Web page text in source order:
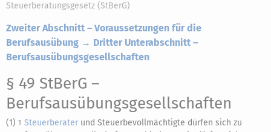
Steuerberatungsgesetz (StBerG)
Zweiter Abschnitt – Voraussetzungen für die
Berufsausübung → Dritter Unterabschnitt –
Berufsausübungsgesellschaften
§ 49 StBerG –
Berufsausübungsgesellschaften
(1) 1 Steuerberater und Steuerbevollmächtigte dürfen sich zu